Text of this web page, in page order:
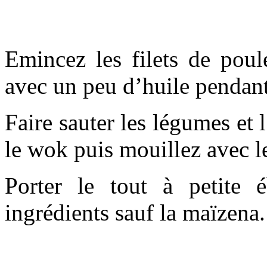
Emincez les filets de
avec un peu d’huile
Faire sauter les légumes et
le wok puis mouillez avec
Porter le tout à petite
ingrédients sauf la maïzena.